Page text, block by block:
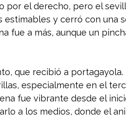
por el derecho, pero el
estimables y cerró con una
fue a más, aunque un
que recibió a
especialmente en el
fue vibrante desde el
a los medios, donde el